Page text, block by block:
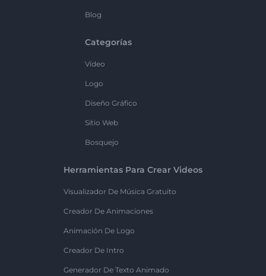
Blog
Categorías
Vídeo
Logo
Diseño Gráfico
Sitio Web
Bosquejo
Herramientas Para Crear Videos
Visualizador De Música Gratuito
Creador De Animaciones
Animación De Logo
Creador De Intro
Generador De Texto Animado